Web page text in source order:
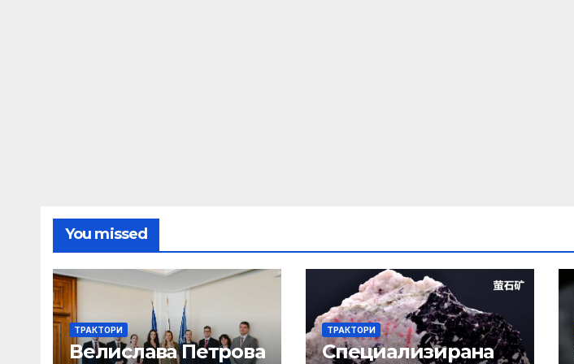
You missed
ТРАКТОРИ
Велислава Петрова
ТРАКТОРИ
Специализирана